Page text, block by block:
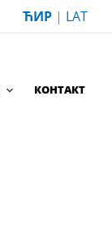
ЋИР | LAT
КОНТАКТ